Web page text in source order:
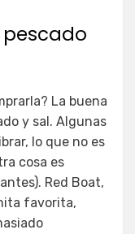
La buena
y sal. Algunas
lo que no es
cosa es
Red Boat,
favorita,